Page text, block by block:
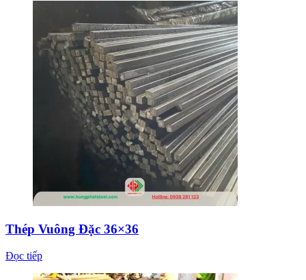
Thép Vuông Đặc 36×36
Đọc tiếp